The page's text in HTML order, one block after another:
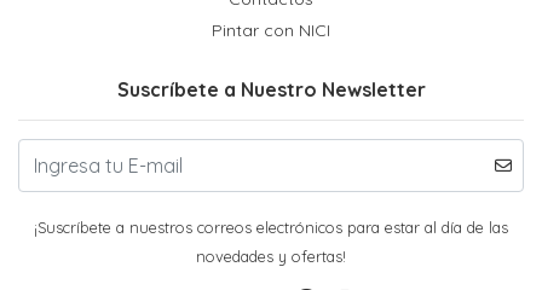
Pintar con NICI
Suscríbete a Nuestro Newsletter
¡Suscríbete a nuestros correos electrónicos para estar al día de las
novedades y ofertas!